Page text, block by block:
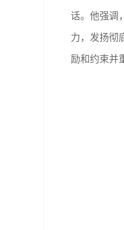
话。他强调
力，发扬彻
励和约束并